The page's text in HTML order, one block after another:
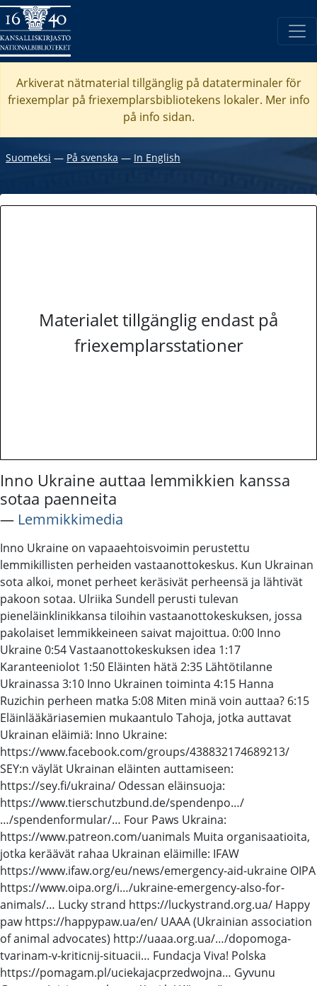
Arkiverat nätmaterial tillgänglig på dataterminaler för
friexemplar på friexemplarsbibliotekens lokaler. Mer info
på info sidan.
Suomeksi ― På svenska ― In English
Materialet tillgänglig endast på
friexemplarsstationer
Inno Ukraine auttaa lemmikkien kanssa
sotaa paenneita
― Lemmikkimedia
Inno Ukraine on vapaaehtoisvoimin perustettu
lemmikillisten perheiden vastaanottokeskus. Kun Ukrainan
sota alkoi, monet perheet keräsivät perheensä ja lähtivät
pakoon sotaa. Ulriika Sundell perusti tulevan
pieneläinklinikkansa tiloihin vastaanottokeskuksen, jossa
pakolaiset lemmikkeineen saivat majoittua. 0:00 Inno
Ukraine 0:54 Vastaanottokeskuksen idea 1:17
Karanteeniolot 1:50 Eläinten hätä 2:35 Lähtötilanne
Ukrainassa 3:10 Inno Ukrainen toiminta 4:15 Hanna
Ruzichin perheen matka 5:08 Miten minä voin auttaa? 6:15
Eläinlääkäriasemien mukaantulo Tahoja, jotka auttavat
Ukrainan eläimiä: Inno Ukraine:
https://www.facebook.com/groups/438832174689213/
SEY:n väylät Ukrainan eläinten auttamiseen:
https://sey.fi/ukraina/ Odessan eläinsuoja:
https://www.tierschutzbund.de/spendenpo…/
…/spendenformular/… Four Paws Ukraina:
https://www.patreon.com/uanimals Muita organisaatioita,
jotka keräävät rahaa Ukrainan eläimille: IFAW
https://www.ifaw.org/eu/news/emergency-aid-ukraine OIPA
https://www.oipa.org/i…/ukraine-emergency-also-for-
animals/… Lucky strand https://luckystrand.org.ua/ Happy
paw https://happypaw.ua/en/ UAAA (Ukrainian association
of animal advocates) http://uaaa.org.ua/…/dopomoga-
tvarinam-v-kriticnij-situacii… Fundacja Viva! Polska
https://pomagam.pl/uciekajacprzedwojna… Gyvunu